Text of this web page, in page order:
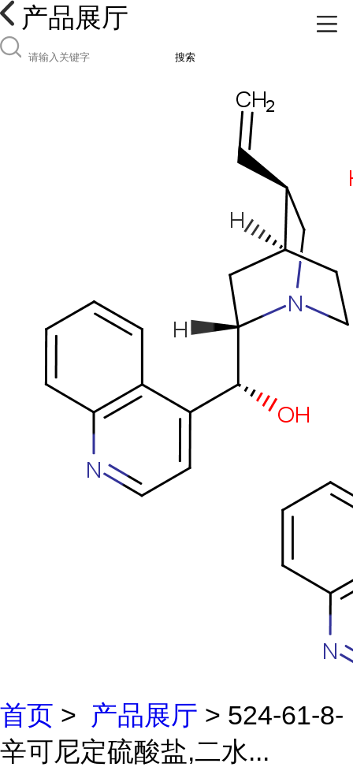
产品展厅
搜索
首页 > 产品展厅 > 524-61-8-
辛可尼定硫酸盐,二水...